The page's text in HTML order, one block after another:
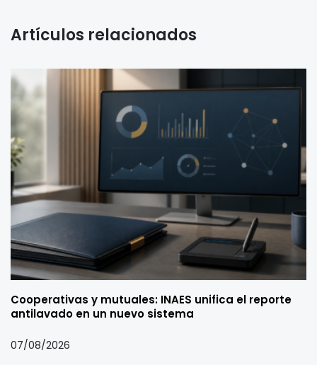
Artículos relacionados
Cooperativas y mutuales: INAES unifica el reporte
antilavado en un nuevo sistema
07/08/2026